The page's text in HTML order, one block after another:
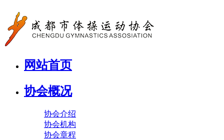
网站首页
协会概况
协会介绍
协会机构
协会章程